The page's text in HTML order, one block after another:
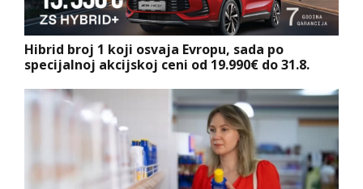
Hibrid broj 1 koji osvaja Evropu, sada po
specijalnoj akcijskoj ceni od 19.990€ do 31.8.